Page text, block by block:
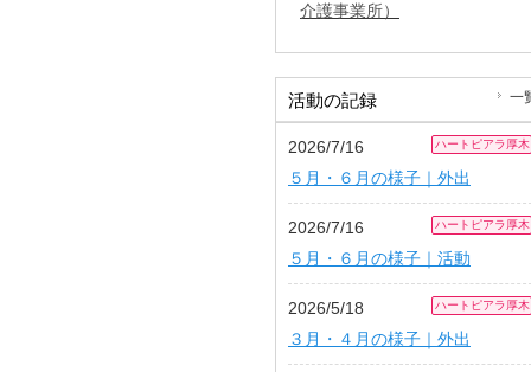
介護事業所）
活動の記録 一
2026/7/16 ハートピアラ厚木
５月・６月の様子｜外出
2026/7/16 ハートピアラ厚木
５月・６月の様子｜活動
2026/5/18 ハートピアラ厚木
３月・４月の様子｜外出